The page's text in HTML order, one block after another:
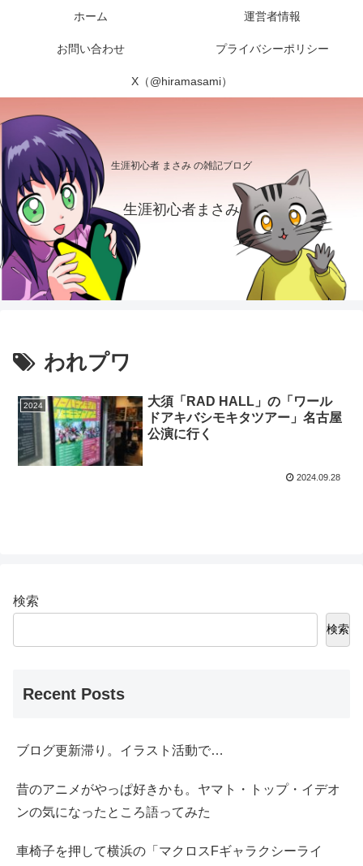
生涯初心者 まさみ の雑記ブログ
生涯初心者まさみ
ホーム 運営者情報
お問い合わせ プライバシーポリシー
X（@hiramasami）
われプワ
2024
大須「RAD HALL」の「ワール
ドアキバシモキタツアー」名古屋
公演に行く
2024.09.28
検索
検索
Recent Posts
ブログ更新滞り。イラスト活動で…
昔のアニメがやっぱ好きかも。ヤマト・トップ・イデオ
ンの気になったところ語ってみた
車椅子を押して横浜の「マクロスFギャラクシーライ